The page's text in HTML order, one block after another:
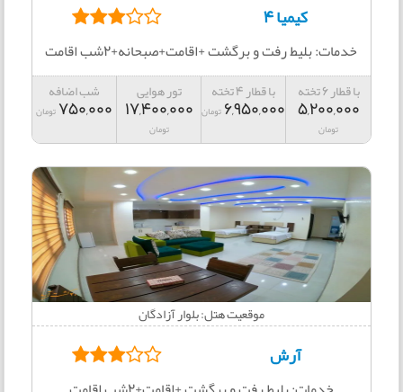
کیمیا 4
خدمات: بلیط رفت و برگشت +اقامت+صبحانه+2شب اقامت
با قطار 6 تخته
5,200,000
تومان
با قطار 4 تخته
6,950,000 تومان
تور هوایی
17,400,000
تومان
شب اضافه
750,000 تومان
موقعیت هتل: بلوار آزادگان
آرش